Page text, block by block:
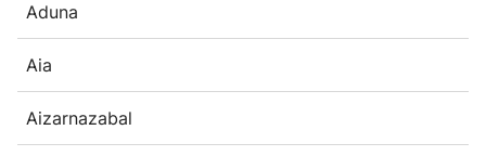
Aduna
Aia
Aizarnazabal